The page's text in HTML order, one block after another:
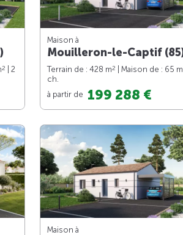
2
| 2
Maison à
Mouilleron-le-Captif
Terrain de : 428 m2 | Maison de : 65 m
ch.
à partir de 199 288 €
Maison à